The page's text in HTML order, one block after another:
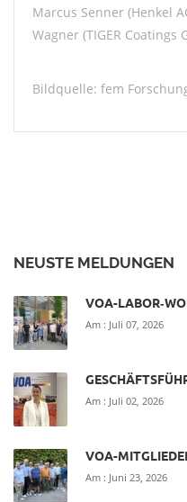
Marcus Senner (Henkel
Wagner (TIGER Coatings
Bildquelle: fem
NEUSTE MELDUNGEN
VOA-
Am : Juli 07, 2026
Am : Juli 02, 2026
VOA-
Am : Juni 23, 2026